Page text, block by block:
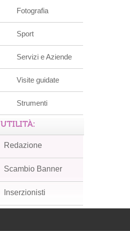
Fotografia
Sport
Servizi e Aziende
Visite guidate
Strumenti
UTILITÀ:
Redazione
Scambio Banner
Inserzionisti